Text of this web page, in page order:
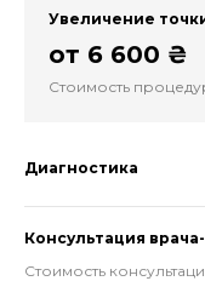
Увеличение
от 6 600 ₴
Стоимость
Диагностика
Консультация
Стоимость